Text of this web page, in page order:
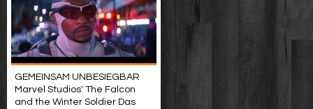
GEMEINSAM UNBESIEGBAR
Marvel Studios' The Falcon
and the Winter Soldier Das